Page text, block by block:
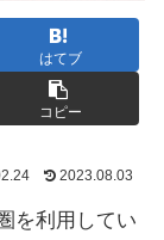
はてブ
コピー
2023.08.03
を利用してい